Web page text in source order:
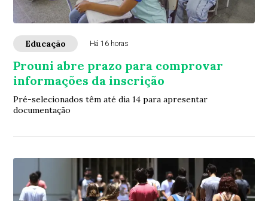
Educação Há 16 horas
Prouni abre prazo para comprovar
informações da inscrição
Pré-selecionados têm até dia 14 para apresentar
documentação